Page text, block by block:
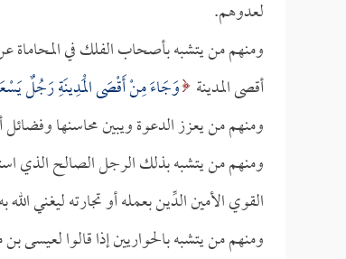
لعدوهم.
ومنهم من يتشبه بأصحاب الفلك في
أقصى المدينة وَجَاءَ مِنْ أَقْصَى الْمَدِينَةِ رَجُلٌ
ومنهم من يعزز الدعوة ويبين محاسنها وفضائل
ومنهم من يتشبه بذلك الرجل الصالح الذي
القوي الأمين الدِّين بعمله أو تجارته ليغني
ومنهم من يتشبه بالحواريين إذا قالوا لعيسى